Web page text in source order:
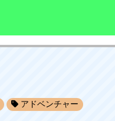
アドベンチャー